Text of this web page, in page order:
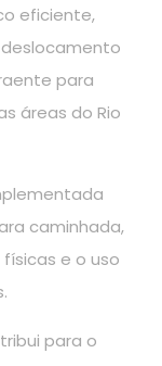
eficiente,
deslocamento
para
áreas do Rio
caminhada,
e o uso
para o